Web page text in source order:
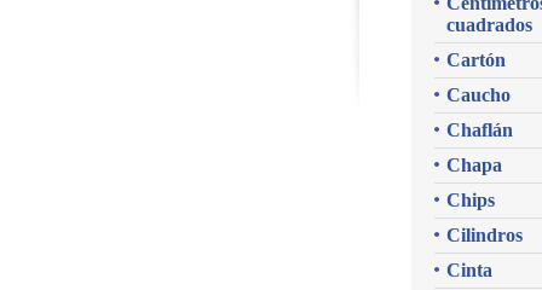
cuadrados
Cartón
Caucho
Chaflán
Chapa
Chips
Cilindros
Cinta